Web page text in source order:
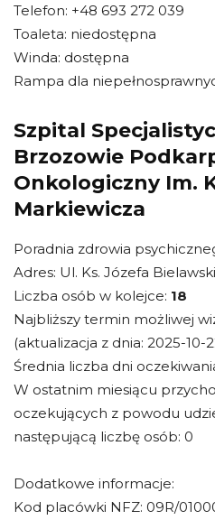
Telefon: +48 693 272 039
Toaleta: niedostępna
Winda: dostępna
Rampa dla
Szpital
Brzozowie
Onkologiczny Im.
Markiewicza
Poradnia zdrowia
Adres: Ul. Ks. Józefa
Liczba osób w kolejce: 18
Najbliższy termin możliwej
(aktualizacja z dnia: 2025-10-
Średnia liczba dni
W ostatnim miesiącu
oczekujących z powodu
następującą liczbę osób: 0
Dodatkowe informacje:
Kod placówki NFZ: 09R/